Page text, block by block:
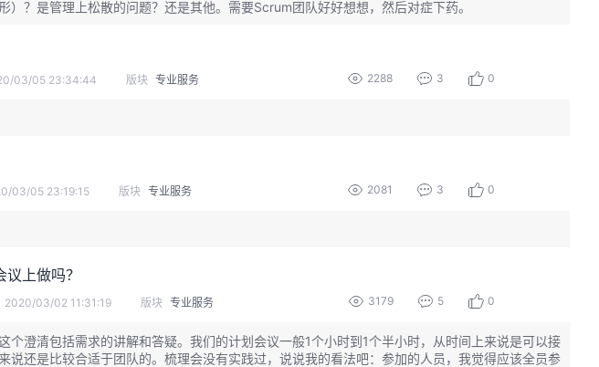
）？是管理上松散的问题？还是其他。需要Scrum团队好好想想，然后对症下药。
03/05 23:34:44 版块 专业服务 2288 3 0
03/05 23:19:15 版块 专业服务 2081 3 0
上做吗？
2020/03/02 11:31:19 版块 专业服务 3179 5 0
个澄清包括需求的讲解和答疑。我们的计划会议一般1个小时到1个半小时，从时间上来说是可以接
说还是比较合适于团队的。梳理会没有实践过，说说我的看法吧：参加的人员，我觉得应该全员参